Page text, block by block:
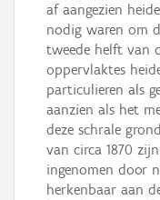
af aangezien
nodig waren om
tweede helft van
oppervlaktes
particulieren als
aanzien als het
deze schrale
van circa 1870
ingenomen door
herkenbaar aan